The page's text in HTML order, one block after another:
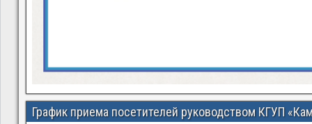
График приема посетителей руководством КГУП